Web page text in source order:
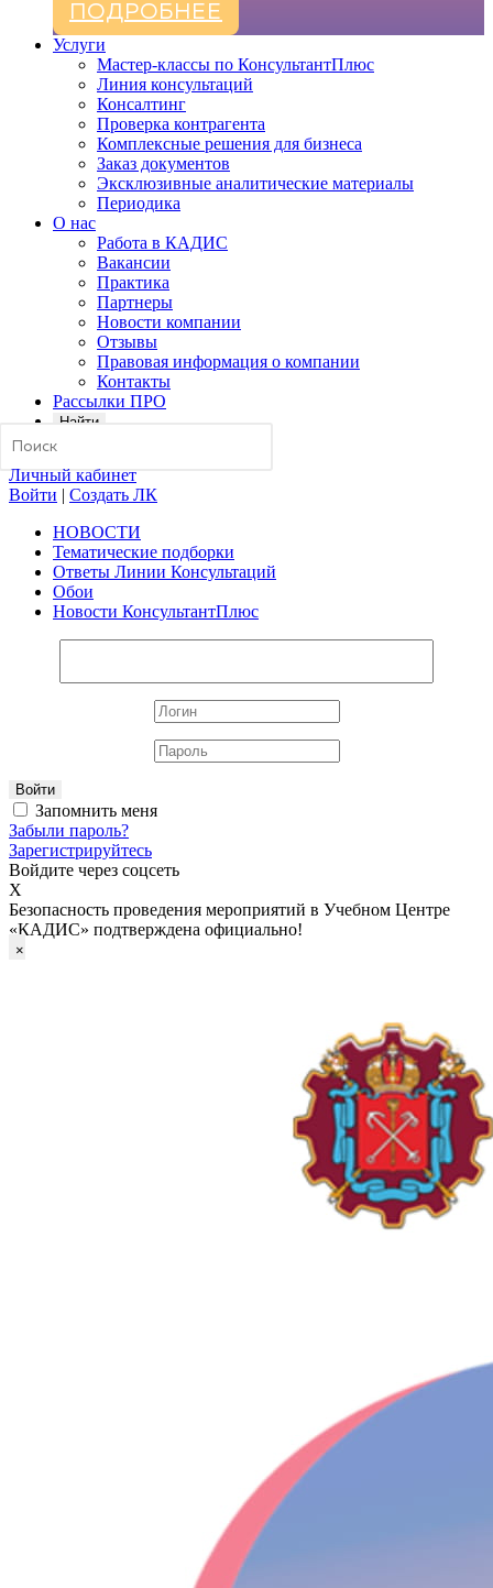
ПОДРОБНЕЕ
Услуги
Мастер-классы по КонсультантПлюс
Линия консультаций
Консалтинг
Проверка контрагента
Комплексные решения для бизнеса
Заказ документов
Эксклюзивные аналитические материалы
Периодика
О нас
Работа в КАДИС
Вакансии
Практика
Партнеры
Новости компании
Отзывы
Правовая информация о компании
Контакты
Рассылки ПРО
Найти
Личный кабинет
Войти | Создать ЛК
НОВОСТИ
Тематические подборки
Ответы Линии Консультаций
Обои
Новости КонсультантПлюс
Войти
Запомнить меня
Забыли пароль?
Зарегистрируйтесь
Войдите через соцсеть
X
Безопасность проведения мероприятий в Учебном Центре
«КАДИС» подтверждена официально!
×